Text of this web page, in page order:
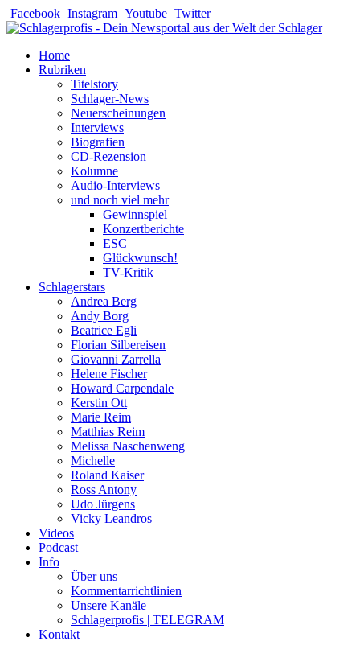
Zum
Inhalt
Facebook Instagram Youtube Twitter
Home
Rubriken
Titelstory
Schlager-News
Neuerscheinungen
Interviews
Biografien
CD-Rezension
Kolumne
Audio-Interviews
und noch viel mehr
Gewinnspiel
Konzertberichte
ESC
Glückwunsch!
TV-Kritik
Schlagerstars
Andrea Berg
Andy Borg
Beatrice Egli
Florian Silbereisen
Giovanni Zarrella
Helene Fischer
Howard Carpendale
Kerstin Ott
Marie Reim
Matthias Reim
Melissa Naschenweng
Michelle
Roland Kaiser
Ross Antony
Udo Jürgens
Vicky Leandros
Videos
Podcast
Info
Über uns
Kommentarrichtlinien
Unsere Kanäle
Schlagerprofis | TELEGRAM
Kontakt